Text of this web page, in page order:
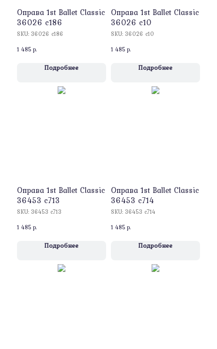
Оправa 1st Ballet Classic
36026 c186
SKU: 36026 c186
1 485 р.
Подробнее
Оправa 1st Ballet Classic
36026 c10
SKU: 36026 c10
1 485 р.
Подробнее
Оправa 1st Ballet Classic
36453 c713
SKU: 36453 c713
1 485 р.
Подробнее
Оправa 1st Ballet Classic
36453 c714
SKU: 36453 c714
1 485 р.
Подробнее